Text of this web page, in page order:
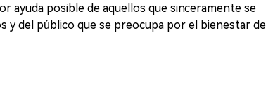
ayuda posible de aquellos que sinceramente se
y del público que se preocupa por el bienestar de